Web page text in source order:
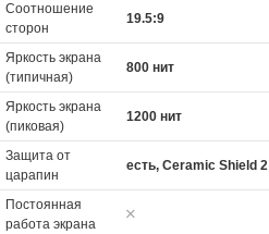
Соотношение
сторон
19.5:9
Яркость экрана
(типичная)
800 нит
Яркость экрана
(пиковая)
1200 нит
Защита от
царапин
есть, Ceramic Shield 2
Постоянная
работа экрана